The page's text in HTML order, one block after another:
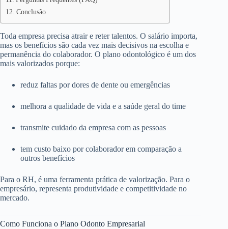
Conclusão
Toda empresa precisa atrair e reter talentos. O salário importa,
mas os benefícios são cada vez mais decisivos na escolha e
permanência do colaborador. O plano odontológico é um dos
mais valorizados porque:
reduz faltas por dores de dente ou emergências
melhora a qualidade de vida e a saúde geral do time
transmite cuidado da empresa com as pessoas
tem custo baixo por colaborador em comparação a
outros benefícios
Para o RH, é uma ferramenta prática de valorização. Para o
empresário, representa produtividade e competitividade no
mercado.
Como Funciona o Plano Odonto Empresarial